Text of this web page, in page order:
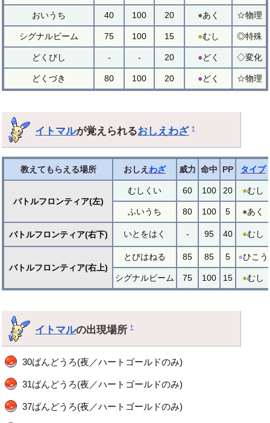
おいうち 40 100 20 ●あく ☆物理
シグナルビーム 75 100 15 ●むし ◎特殊
どくびし - - 20 ●どく ◇変化
どくづき 80 100 20 ●どく ☆物理
イトマルが覚えられるおしえわざ †
教えてもらえる場所 おしえ わざ 威力 命中 PP タイプ
バトルフロンティア(左)
むしくい 60 100 20 ●むし
ふいうち 80 100 5 ●あく
バトルフロンティア(右下) いとをはく - 95 40 ●むし
バトルフロンティア(右上)
とびはねる 85 85 5 ●ひこう
シグナルビーム 75 100 15 ●むし
イトマルの出現場所†
30ばんどうろ(夜／ハートゴールドのみ)
31ばんどうろ(夜／ハートゴールドのみ)
37ばんどうろ(夜／ハートゴールドのみ)